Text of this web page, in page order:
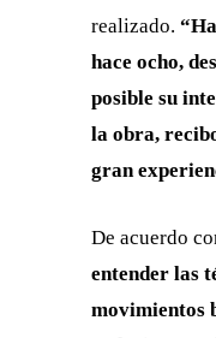
realizado.
hace ocho,
posible su
la obra,
gran
De acuerdo
entender las
movimientos